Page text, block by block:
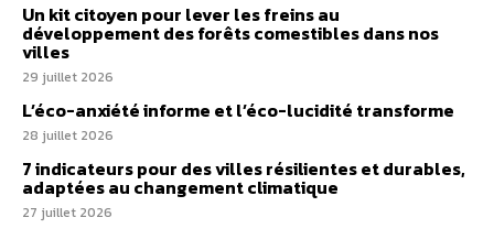
Un kit citoyen pour lever les freins au
développement des forêts comestibles dans nos
villes
29 juillet 2026
L’éco-anxiété informe et l’éco-lucidité transforme
28 juillet 2026
7 indicateurs pour des villes résilientes et durables,
adaptées au changement climatique
27 juillet 2026